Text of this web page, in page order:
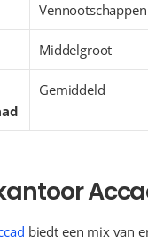
Vennootschappen
Middelgroot
Gemiddeld
biedt een mix van